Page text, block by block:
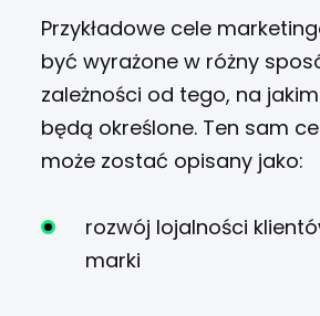
Przykładowe cele
być wyrażone w różny
zależności od tego, na
będą określone. Ten sam
może zostać opisany jako:
rozwój lojalności
marki